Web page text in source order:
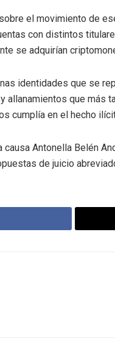
el movimiento de
con distintos
se adquirían
identidades que se
allanamientos que más
cumplía en el hecho
causa Antonella Belén
de juicio